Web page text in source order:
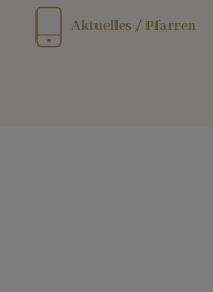
Aktuelles / Pfarren